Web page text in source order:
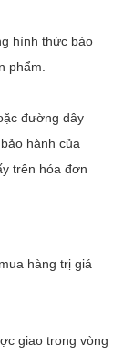
hình thức bảo
phẩm.
đường dây
hành của
trên hóa đơn
hàng trị giá
giao trong vòng